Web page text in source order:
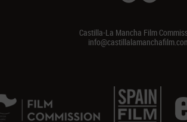
Castilla-La Mancha Film